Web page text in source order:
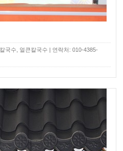
국수, 얼큰칼국수 | 연락처: 010-4385-